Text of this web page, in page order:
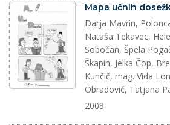
dokument
Mapa učnih
Darja Mavrin,
Nataša Tekavec,
Sobočan, Špela
Škapin, Jelka Čop,
Kunčič, mag. Vida
Obradovič, Tatjana
2008